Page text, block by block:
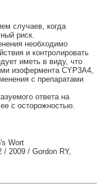
случаев, когда
риск.
необходимо
и контролировать
иметь в виду, что
изофермента CYP3A4,
с препаратами
ответа на
с осторожностью.
Wort
2009 / Gordon RY,